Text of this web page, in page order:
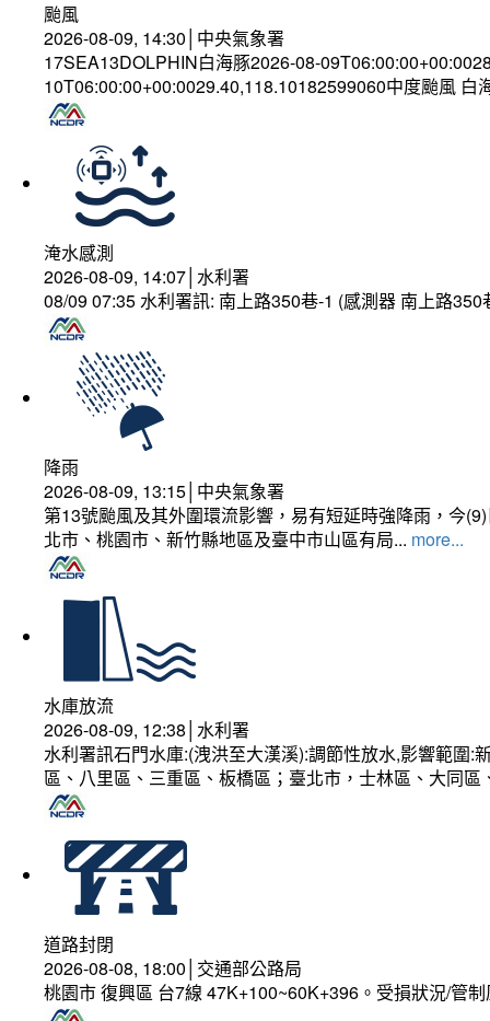
颱風
2026-08-09, 14:30│中央氣象署
17SEA13DOLPHIN白海豚2026-08-
10T06:00:00+00:0029.40,118.10182599060中度颱風 白
淹水感測
2026-08-09, 14:07│水利署
08/09 07:35 水利署訊: 南上路350巷-1 (感測器 南上路
降雨
2026-08-09, 13:15│中央氣象署
第13號颱風及其外圍環流影響，易有短延時強降雨，今
北市、桃園市、新竹縣地區及臺中市山區有局... more...
水庫放流
2026-08-09, 12:38│水利署
水利署訊石門水庫:(洩洪至大漢溪):調節性放水,影響範圍
區、八里區、三重區、板橋區；臺北市，士林區、大同
道路封閉
2026-08-08, 18:00│交通部公路局
桃園市 復興區 台7線 47K+100~60K+396。受損狀況/管